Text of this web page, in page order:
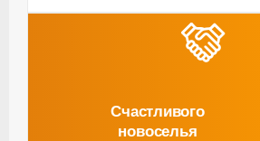
Счастливого
новоселья